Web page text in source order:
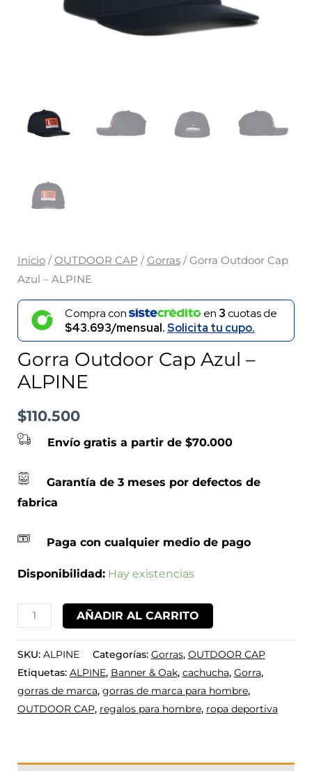
Inicio/ OUTDOOR CAP / Gorras/ Gorra Outdoor Cap
Azul – ALPINE
Compra con en 3cuotas de
$43.693/mensual.Solicita tu cupo.
Gorra Outdoor Cap Azul –
ALPINE
$110.500
Envío gratis a partir de $70.000
Garantía de 3 meses por defectos de
fabrica
Paga con cualquier medio de pago
Disponibilidad: Hay existencias
AÑADIR AL CARRITO
SKU: ALPINE Categorías: Gorras, OUTDOOR CAP
Etiquetas: ALPINE, Banner & Oak, cachucha, Gorra,
gorras de marca, gorras de marca para hombre,
OUTDOOR CAP, regalos para hombre, ropa deportiva